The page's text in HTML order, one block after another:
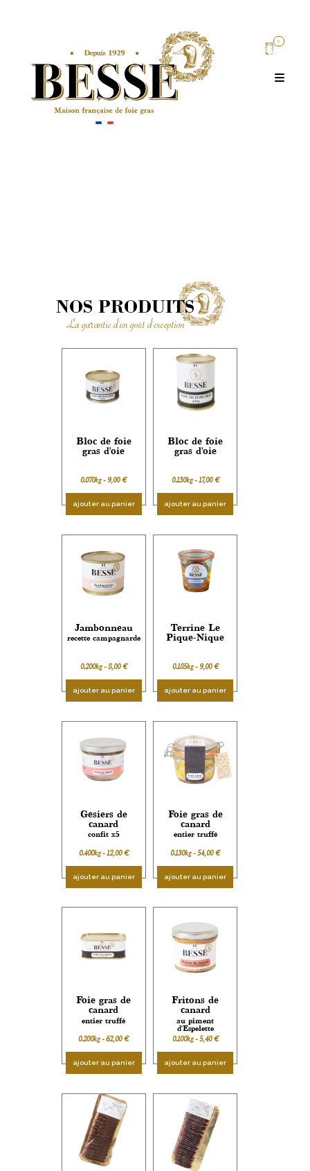
0
NOS PRODUITS
La garantie d'un goût d'exception
Bloc de foie
gras d'oie
0.070kg - 9,00€
ajouter au panier
Bloc de foie
gras d'oie
0.130kg -17,00€
ajouter au panier
Jambonneau
recette campagnarde
0.200kg -8,00€
ajouter au panier
Terrine Le
Pique-Nique
0.185kg - 9,00€
ajouter au panier
Gésiers de
canard
confit x5
0.400kg -12,00€
ajouter au panier
Foie gras de
canard
entier truffé
0.130kg -54,00€
ajouter au panier
Foie gras de
canard
entier truffé
0.200kg -62,00€
ajouter au panier
Fritons de
canard
au piment
d'Espelette
0.100kg -5,40€
ajouter au panier